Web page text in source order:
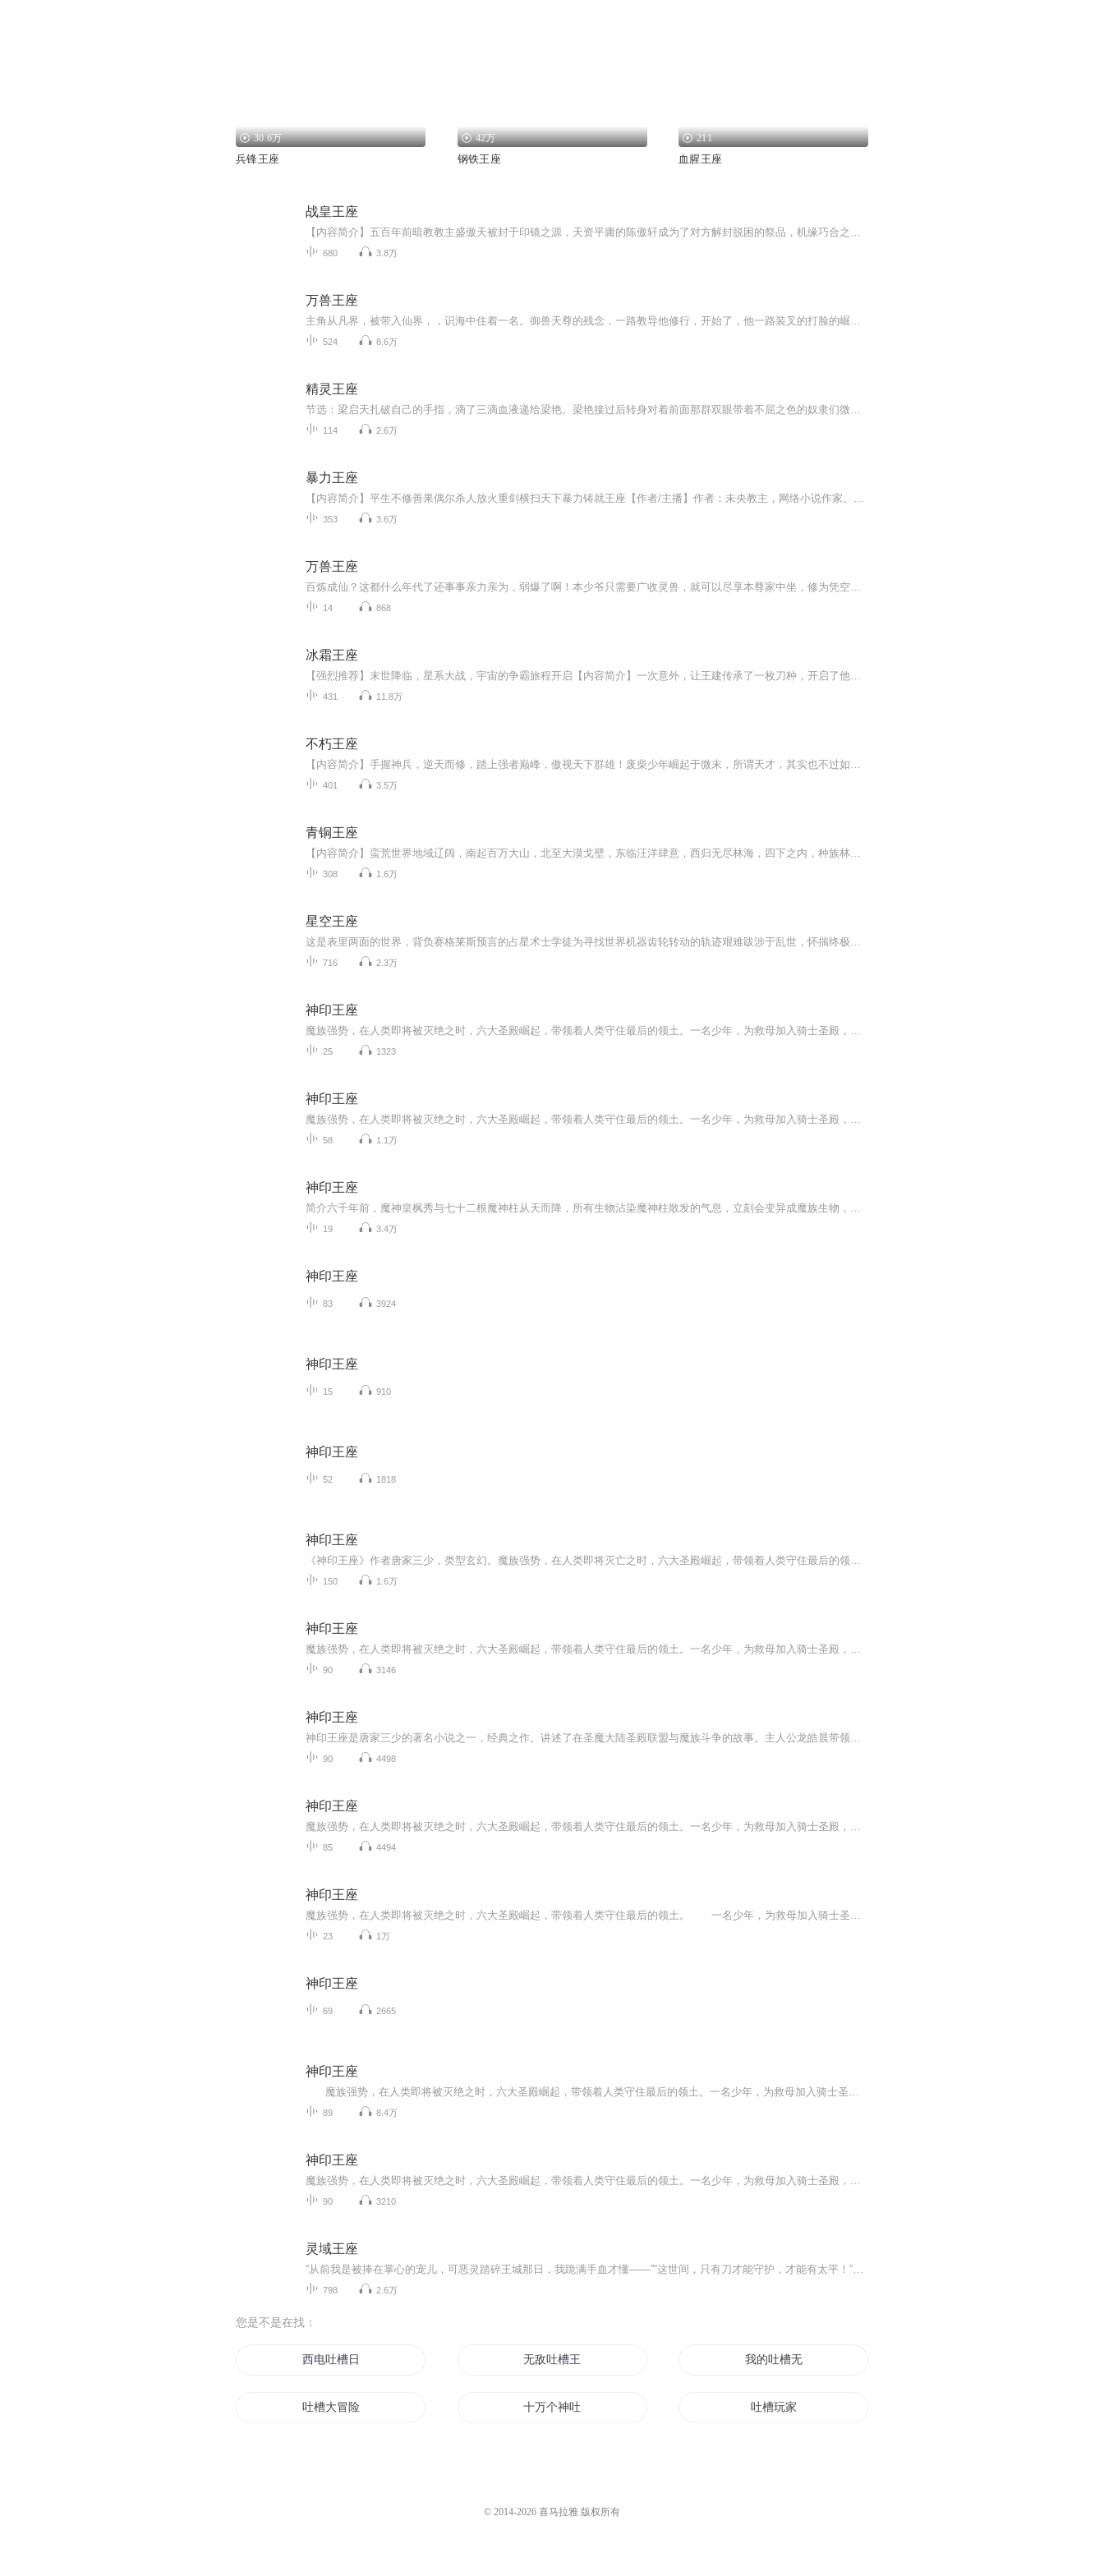
30.6万
兵锋王座
42万
钢铁王座
211
血腥王座
战皇王座
【内容简介】五百年前暗教教主盛傲天被封于印镜之源，天资平庸的陈傲轩成为了对方解封脱困的祭品，机缘巧合之下，他得到吞云神诀，硬斗庞大修真捕杀者组织——烈焰！逃入映月，赶赴四方城，脚踩不可一世的上官二少，吞云噬天，步步危机，且看陈傲轩如何一...
680 3.8万
万兽王座
主角从凡界，被带入仙界，，识海中住着一名。御兽天尊的残念，一路教导他修行，开始了，他一路装叉的打脸的崛起之路。
524 8.6万
精灵王座
节选：梁启天扎破自己的手指，滴了三滴血液递给梁艳。梁艳接过后转身对着前面那群双眼带着不屈之色的奴隶们微微一笑，嘴里也不知道吐出了一个什么字符，那些奴隶就像中了定身咒一样全部双眼痴呆地看着前方。“哟呵！”梁艳奇怪地叫了一声，整个身体突然变...
114 2.6万
暴力王座
【内容简介】平生不修善果偶尔杀人放火重剑横扫天下暴力铸就王座【作者/主播】作者：未央教主，网络小说作家。主播：冬雪享听【购买须知】1、本作品为付费有声书，前70集为免费试听，购买成功后，即可收听，可下载重复收听。2、版权归原作者所有，严禁翻录...
353 3.6万
万兽王座
百炼成仙？这都什么年代了还事事亲力亲为，弱爆了啊！本少爷只需要广收灵兽，就可以尽享本尊家中坐，修为凭空来的快意。待我神御万兽，纵横三界的时候，那些嘲笑过我的人，早已在遥远的时空中，零落成泥。可是最终沦为神以后，我开始怀念，人间的生活……
14 868
冰霜王座
【强烈推荐】末世降临，星系大战，宇宙的争霸旅程开启【内容简介】一次意外，让王建传承了一枚刀种，开启了他生命中一段不一样的旅程。 万年之后的世界，末世降临，星兽的攻击，宇宙的争霸，星系的战争。 平凡的世界，有美女相随，困境的时候，有奇遇相伴。 刀种可分裂子代刀种，每枚刀种可控制一个霜雪巨人，组成星系大阵。 星系的战争即将拉开，和我步入一个不一样的宇宙，体验超爽的星系战争。【作者主播简介】原著：孤城万仞主播：迷茫人读书 喜马拉雅FM人气主播，主要代表作：《雄霸蛮荒》、《药神》【购买须知】1.《冰霜王座》为付费有声书，单集0.2元，前100集免费试听，您也可以点击【立即购买】来购买已更新的全部集数；每天更新1集，敬请关注。2.本有声书为虚拟服务内容，订阅成功后概不退款，请您理解。3.严禁翻录成任何形式，严禁在任何第三方平台传播，违者将追究法律责任。4.如在充值购买环节遇到问题，可以通过页面左上方按钮，分享至微信内使用微信支付完成购买。5.在订阅或付费过程中，如有任何问题可在微信搜索公众号【bestxmly】或搜索【喜马拉雅付费精品】来随时咨询问题，也可以拨打客服电话：0514-82395811，客服小伙伴会为您贴心解答。
431 11.8万
不朽王座
【内容简介】手握神兵，逆天而修，踏上强者巅峰，傲视天下群雄！废柴少年崛起于微末，所谓天才，其实也不过如此。执掌三千天书，衍生天地造化。我是杨泽，为求踏足巅峰，哪怕与天下为敌，又有何惧？【作者/主播简介】作者：白苗，网络小说作家，主要代表作...
401 3.5万
青铜王座
【内容简介】蛮荒世界地域辽阔，南起百万大山，北至大漠戈壁，东临汪洋肆意，西归无尽林海，四下之内，种族林立。身临绝顶者，君临天下，一览众山小！青铜王座的传说就此展开！【作者/主播简介】作者：火烈1989，网络小说作家。主播：嬉戏小鲤鱼【购买须知...
308 1.6万
星空王座
这是表里两面的世界，背负赛格莱斯预言的占星术士学徒为寻找世界机器齿轮转动的轨迹艰难跋涉于乱世，怀揣终极梦想的革命者在量子计算机编织的无形之网里左冲右突，当两个人格渐渐靠近，埋藏于量子计算机创世纪核心深处的秘密逐渐被揭示，两个世界，将发生...
716 2.3万
神印王座
魔族强势，在人类即将被灭绝之时，六大圣殿崛起，带领着人类守住最后的领土。一名少年，为救母加入骑士圣殿，奇迹、诡计，不断地在他身上上演。在这人类六大圣殿与魔族七十二柱神魔相互倾扎的世界，他能否登上象征着骑士最高荣耀的神印王座？
25 1323
神印王座
魔族强势，在人类即将被灭绝之时，六大圣殿崛起，带领着人类守住最后的领土。一名少年，为救母加入骑士圣殿，奇迹、诡计，不断在他身上上演。在这人类六大圣殿与魔族七十二柱魔神相互倾轧的世界，他能否登上象征着骑士最高荣誉的神印王座...
58 1.1万
神印王座
简介六千年前，魔神皇枫秀与七十二根魔神柱从天而降，所有生物沾染魔神柱散发的气息，立刻会变异成魔族生物，人类随之进入黑暗年代。随后，人类强者自行组织六大圣殿，阻挡魔族前进的脚步，逐渐形成人魔共存的局面。主角龙皓晨，为救母加入六大圣殿之一的...
19 3.4万
神印王座
83 3924
神印王座
15 910
神印王座
52 1818
神印王座
《神印王座》作者唐家三少，类型玄幻。魔族强势，在人类即将灭亡之时，六大圣殿崛起，带领着人类守住最后的领土。一名少年，为救母加人骑士圣殿，奇迹、诡计，不断在他身上上演。在这人类六大圣殿与魔族七十二柱魔神相互倾轧的世界，他能否登上象征着骑士最高荣耀的神印王座？
150 1.6万
神印王座
魔族强势，在人类即将被灭绝之时，六大圣殿崛起，带领着人类守住最后的领土。一名少年，为救母加入骑士圣殿，奇迹、诡计，不断在他身上上演。在这人类六大圣殿与魔族七十二柱魔神相互倾轧的世界，他能否登上象征着骑士最高荣耀的神印王座?
90 3146
神印王座
神印王座是唐家三少的著名小说之一，经典之作。讲述了在圣魔大陆圣殿联盟与魔族斗争的故事。主人公龙皓晨带领他的团队伙伴们一路成长，过关斩将，再现热血荣耀。
90 4498
神印王座
魔族强势，在人类即将被灭绝之时，六大圣殿崛起，带领着人类守住最后的领土。一名少年，为救母加入骑士圣殿，奇迹、诡计，不断在他身上上演。在这人类六大圣殿与七十二柱魔神相互倾轧的世界，他能否登上象征着骑士最高荣耀的神印王座？
85 4494
神印王座
魔族强势，在人类即将被灭绝之时，六大圣殿崛起，带领着人类守住最后的领土。 一名少年，为救母加入骑士圣殿，奇迹、诡计，不断在他身上上演。在这人类六大圣殿与魔族七十二柱魔神相互倾轧的世界，他能否登上象征着骑士最高荣耀的神印王座？唐家三少经...
23 1万
神印王座
69 2665
神印王座
魔族强势，在人类即将被灭绝之时，六大圣殿崛起，带领着人类守住最后的领土。一名少年，为救母加入骑士圣殿，奇迹、诡计，不断在他身上上演。 在这人类六大圣殿与魔族七十二柱魔神相互倾轧的世界，他能否登上象征着骑士最高荣耀的神印王座? 每日更新2至3集
89 8.4万
神印王座
魔族强势，在人类即将被灭绝之时，六大圣殿崛起，带领着人类守住最后的领土。一名少年，为救母加入骑士圣殿，奇迹、诡计，不断在他身上上演。在这人类六大圣殿与魔族七十二柱魔神相互倾的世界，他能否登上象征着骑士最高荣耀的神印王座？
90 3210
灵域王座
“从前我是被捧在掌心的宠儿，可恶灵踏碎王城那日，我跪满手血才懂——”“这世间，只有刀才能守护，才能有太平！”灵域的王带你以血为刃，杀尽世间恶灵！
798 2.6万
您是不是在找：
西电吐槽日记 无敌吐槽王 我的吐槽无限
吐槽大冒险 十万个神吐槽 吐槽玩家
© 2014-2026 喜马拉雅 版权所有